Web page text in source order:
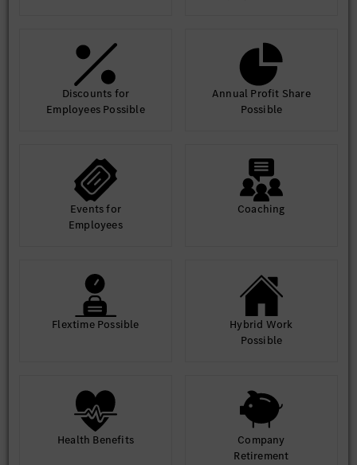
Discounts for
Employees Possible
Annual Profit Share
Possible
Events for
Employees
Coaching
Flextime Possible
Hybrid Work
Possible
Health Benefits
Company
Retirement